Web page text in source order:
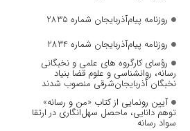
روزنامه پیام‌آذربایجان شماره 2835
روزنامه پیام‌آذربایجان شماره 2834
رؤسای کارگروه های علمی و نخبگانی
رسانه، روانشناسی و علوم قضا بنیاد
نخبگان آذربایجان‌شرقی منصوب شدند
آیین رونمایی از کتاب «من و رسانه»
توهم دانایی، ماحصل سهل‌انگاری در ارتقا
سواد رسانه